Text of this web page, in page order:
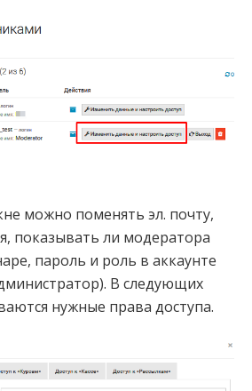
можно поменять эл. почту,
показывать ли модератора
пароль и роль в аккаунте
В следующих
нужные права доступа.